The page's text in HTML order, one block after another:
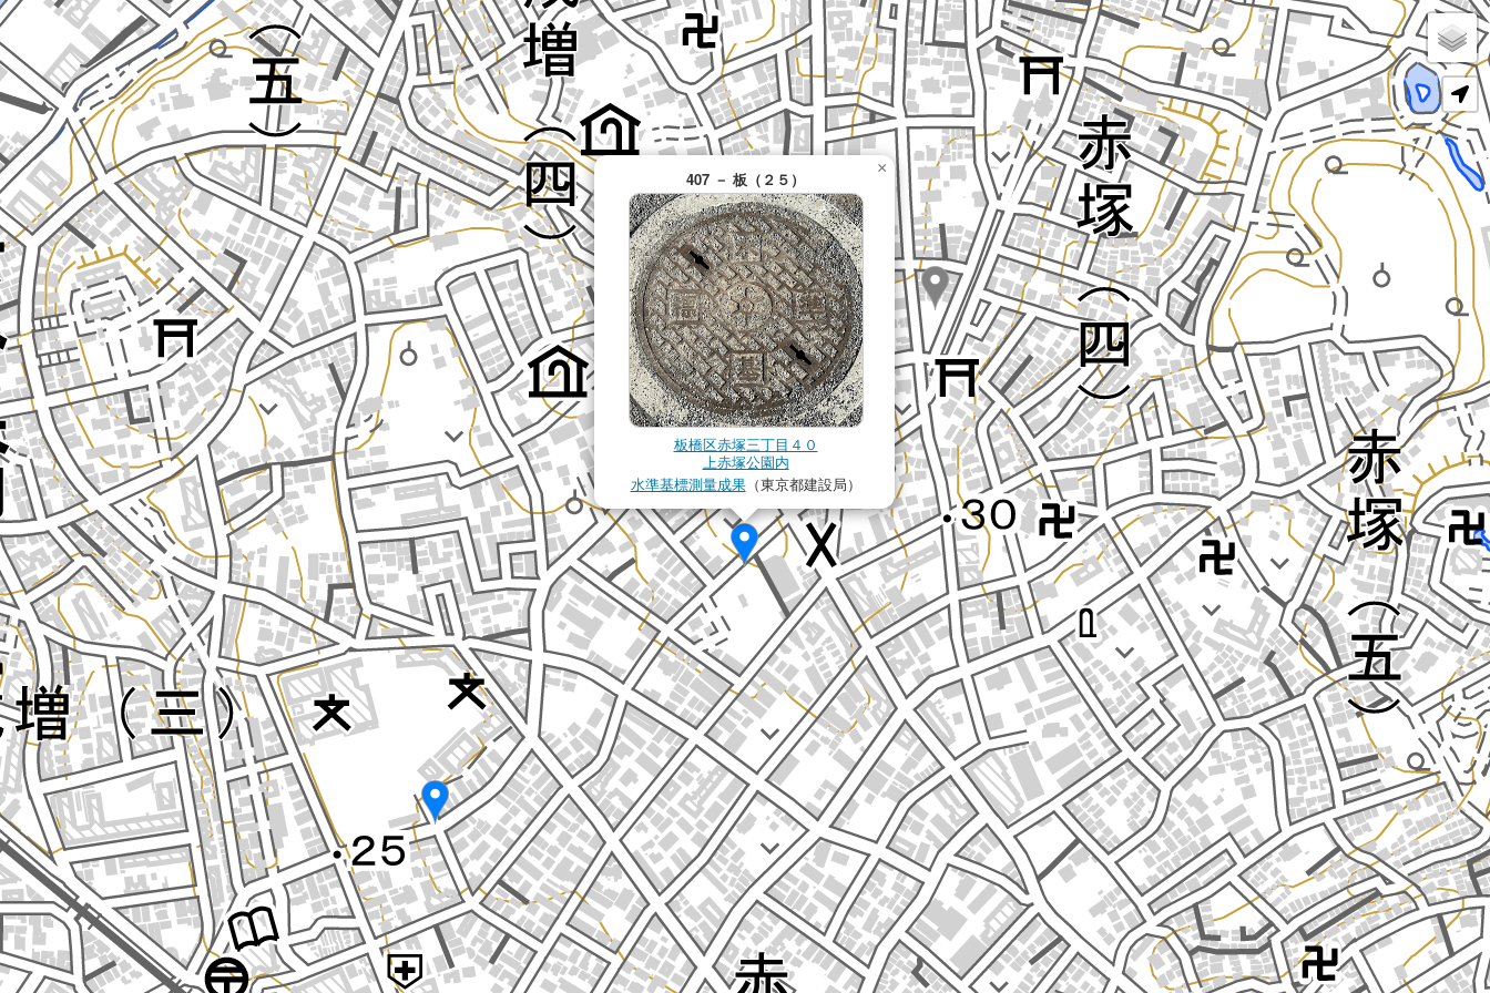
407 － 板（２５）
板橋区赤塚三丁目４０
上赤塚公園内
水準基標測量成果（東京都建設局）
×